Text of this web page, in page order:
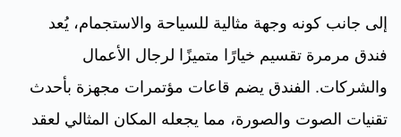
إلى جانب كونه وجهة مثالية للسياحة والاستجمام، يُعد
فندق مرمرة تقسيم خيارًا متميزًا لرجال الأعمال
والشركات. الفندق يضم قاعات مؤتمرات مجهزة بأحدث
تقنيات الصوت والصورة، مما يجعله المكان المثالي لعقد